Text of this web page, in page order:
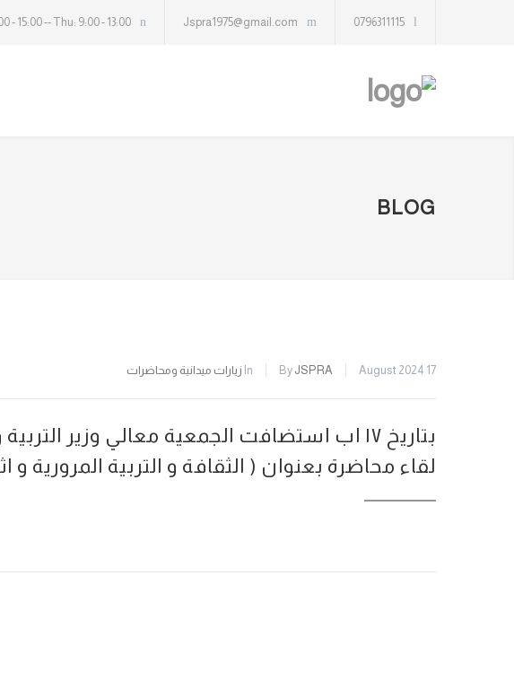
0796311115
Jspra1975@gmail.com
- 15:00 -- Thu: 9:00 - 13:00
BLOG
17 August 2024
By JSPRA
In زيارات ميدانية ومحاضرات
بتاريخ ١٧ اب استضافت الجمعية معالي وزير
لقاء محاضرة بعنوان ( الثقافة و التربية المرورية